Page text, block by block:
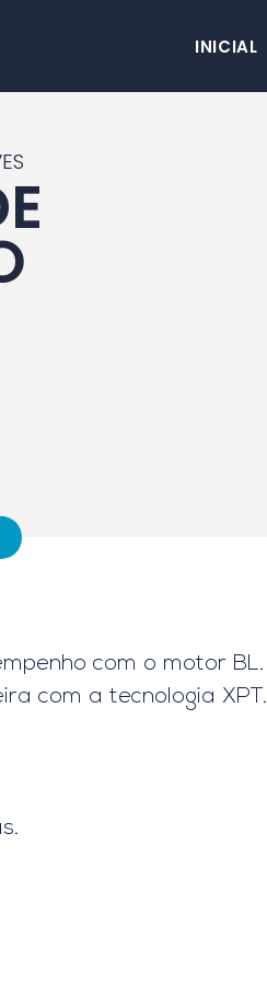
INICIAL
com o motor BL.
com a tecnologia XPT.